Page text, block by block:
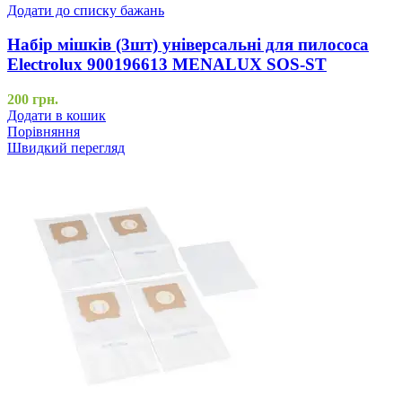
Додати до списку бажань
Набір мішків (3шт) універсальні для пилососа
Electrolux 900196613 MENALUX SOS-ST
200 грн.
Додати в кошик
Порівняння
Швидкий перегляд